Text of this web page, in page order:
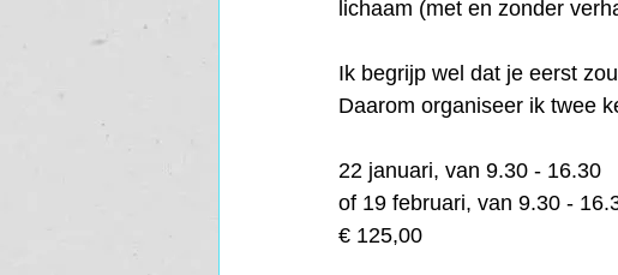
lichaam (met en zonder
Ik begrijp wel dat je eerst
Daarom organiseer ik twee
22 januari, van 9.30 - 16.30
of 19 februari, van 9.30 -
€ 125,00